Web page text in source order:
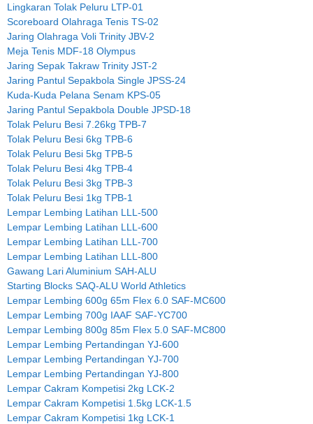
Lingkaran Tolak Peluru LTP-01
Scoreboard Olahraga Tenis TS-02
Jaring Olahraga Voli Trinity JBV-2
Meja Tenis MDF-18 Olympus
Jaring Sepak Takraw Trinity JST-2
Jaring Pantul Sepakbola Single JPSS-24
Kuda-Kuda Pelana Senam KPS-05
Jaring Pantul Sepakbola Double JPSD-18
Tolak Peluru Besi 7.26kg TPB-7
Tolak Peluru Besi 6kg TPB-6
Tolak Peluru Besi 5kg TPB-5
Tolak Peluru Besi 4kg TPB-4
Tolak Peluru Besi 3kg TPB-3
Tolak Peluru Besi 1kg TPB-1
Lempar Lembing Latihan LLL-500
Lempar Lembing Latihan LLL-600
Lempar Lembing Latihan LLL-700
Lempar Lembing Latihan LLL-800
Gawang Lari Aluminium SAH-ALU
Starting Blocks SAQ-ALU World Athletics
Lempar Lembing 600g 65m Flex 6.0 SAF-MC600
Lempar Lembing 700g IAAF SAF-YC700
Lempar Lembing 800g 85m Flex 5.0 SAF-MC800
Lempar Lembing Pertandingan YJ-600
Lempar Lembing Pertandingan YJ-700
Lempar Lembing Pertandingan YJ-800
Lempar Cakram Kompetisi 2kg LCK-2
Lempar Cakram Kompetisi 1.5kg LCK-1.5
Lempar Cakram Kompetisi 1kg LCK-1